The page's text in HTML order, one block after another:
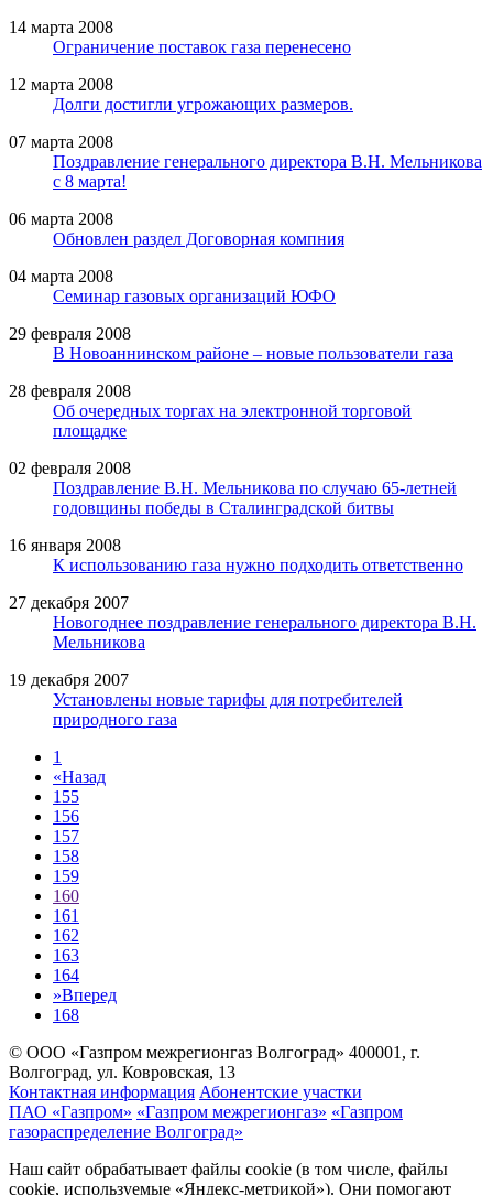
14 марта 2008
Ограничение поставок газа перенесено
12 марта 2008
Долги достигли угрожающих размеров.
07 марта 2008
Поздравление генерального директора В.Н. Мельникова
с 8 марта!
06 марта 2008
Обновлен раздел Договорная компния
04 марта 2008
Семинар газовых организаций ЮФО
29 февраля 2008
В Новоаннинском районе – новые пользователи газа
28 февраля 2008
Об очередных торгах на электронной торговой
площадке
02 февраля 2008
Поздравление В.Н. Мельникова по случаю 65-летней
годовщины победы в Сталинградской битвы
16 января 2008
К использованию газа нужно подходить ответственно
27 декабря 2007
Новогоднее поздравление генерального директора В.Н.
Мельникова
19 декабря 2007
Установлены новые тарифы для потребителей
природного газа
1
«Назад
155
156
157
158
159
160
161
162
163
164
»Вперед
168
© ООО «Газпром межрегионгаз Волгоград» 400001, г.
Волгоград, ул. Ковровская, 13
Контактная информация Абонентские участки
ПАО «Газпром» «Газпром межрегионгаз» «Газпром
газораспределение Волгоград»
Наш сайт обрабатывает файлы cookie (в том числе, файлы
cookie, используемые «Яндекс-метрикой»). Они помогают